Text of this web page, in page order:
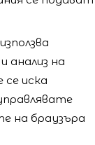
анализ на
иска
на браузъра